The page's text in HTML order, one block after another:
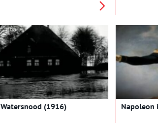
terugkeren in hun eigen
woning met Kerstmis 1946,
omdat in die buurt
krijgsgevangenen werden
verzameld en vastgehouden.
Mevrouw
een van de
Watersnood (1916) Napoleon